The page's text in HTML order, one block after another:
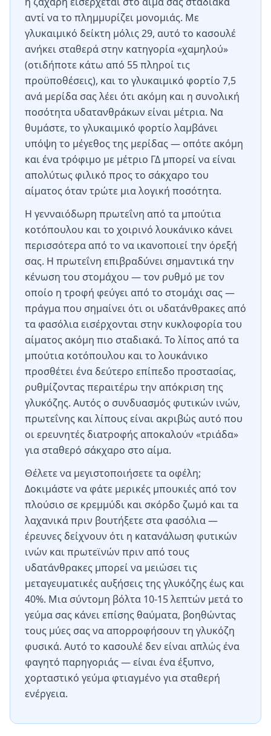
αντί να το πλημμυρίζει μονομιάς. Με
γλυκαιμικό δείκτη μόλις 29, αυτό το κασουλέ
ανήκει σταθερά στην κατηγορία «χαμηλού»
(οτιδήποτε κάτω από 55 πληροί τις
προϋποθέσεις), και το γλυκαιμικό φορτίο 7,5
ανά μερίδα σας λέει ότι ακόμη και η συνολική
ποσότητα υδατανθράκων είναι μέτρια. Να
θυμάστε, το γλυκαιμικό φορτίο λαμβάνει
υπόψη το μέγεθος της μερίδας — οπότε ακόμη
και ένα τρόφιμο με μέτριο ΓΔ μπορεί να είναι
απολύτως φιλικό προς το σάκχαρο του
αίματος όταν τρώτε μια λογική ποσότητα.
Η γενναιόδωρη πρωτεΐνη από τα μπούτια
κοτόπουλου και το χοιρινό λουκάνικο κάνει
περισσότερα από το να ικανοποιεί την όρεξή
σας. Η πρωτεΐνη επιβραδύνει σημαντικά την
κένωση του στομάχου — τον ρυθμό με τον
οποίο η τροφή φεύγει από το στομάχι σας —
πράγμα που σημαίνει ότι οι υδατάνθρακες από
τα φασόλια εισέρχονται στην κυκλοφορία του
αίματος ακόμη πιο σταδιακά. Το λίπος από τα
μπούτια κοτόπουλου και το λουκάνικο
προσθέτει ένα δεύτερο επίπεδο προστασίας,
ρυθμίζοντας περαιτέρω την απόκριση της
γλυκόζης. Αυτός ο συνδυασμός φυτικών ινών,
πρωτεΐνης και λίπους είναι ακριβώς αυτό που
οι ερευνητές διατροφής αποκαλούν «τριάδα»
για σταθερό σάκχαρο στο αίμα.
Θέλετε να μεγιστοποιήσετε τα οφέλη;
Δοκιμάστε να φάτε μερικές μπουκιές από τον
πλούσιο σε κρεμμύδι και σκόρδο ζωμό και τα
λαχανικά πριν βουτήξετε στα φασόλια —
έρευνες δείχνουν ότι η κατανάλωση φυτικών
ινών και πρωτεϊνών πριν από τους
υδατάνθρακες μπορεί να μειώσει τις
μεταγευματικές αυξήσεις της γλυκόζης έως και
40%. Μια σύντομη βόλτα 10-15 λεπτών μετά το
γεύμα σας κάνει επίσης θαύματα, βοηθώντας
τους μύες σας να απορροφήσουν τη γλυκόζη
φυσικά. Αυτό το κασουλέ δεν είναι απλώς ένα
φαγητό παρηγοριάς — είναι ένα έξυπνο,
χορταστικό γεύμα φτιαγμένο για σταθερή
ενέργεια.